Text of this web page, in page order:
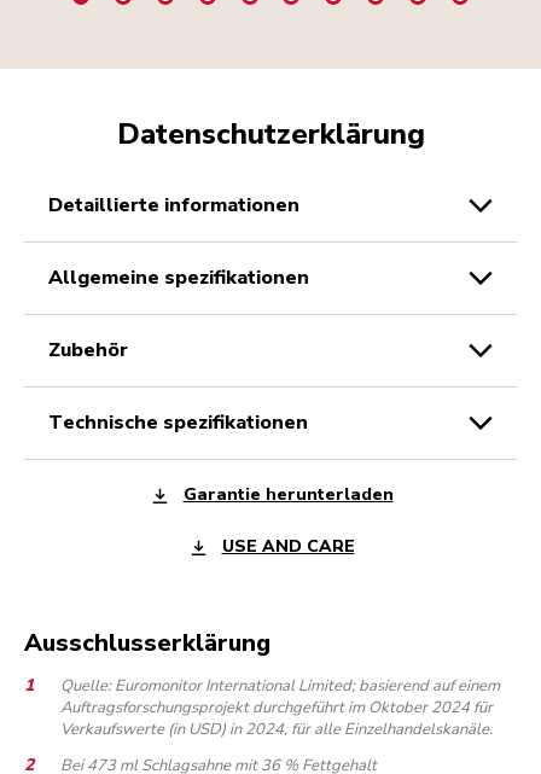
Datenschutzerklärung
detaillierte informationen
allgemeine spezifikationen
zubehör
technische spezifikationen
Garantie herunterladen
USE AND CARE
Ausschlusserklärung
Quelle: Euromonitor International Limited; basierend auf einem
Auftragsforschungsprojekt durchgeführt im Oktober 2024 für
Verkaufswerte (in USD) in 2024, für alle Einzelhandelskanäle.
Bei 473 ml Schlagsahne mit 36 % Fettgehalt